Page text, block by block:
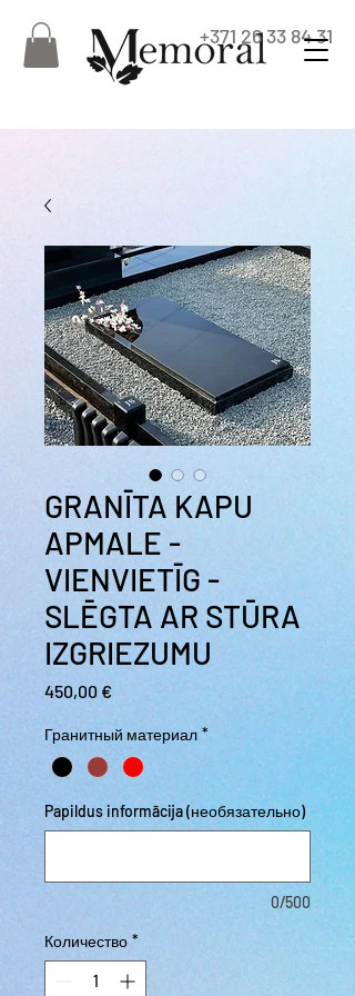
+371 26 33 84 31
GRANĪTA KAPU
APMALE -
VIENVIETĪG -
SLĒGTA AR STŪRA
IZGRIEZUMU
450,00 €Цена
Гранитный материал *
Papildus informācija (необязательно)
0/500
Количество *